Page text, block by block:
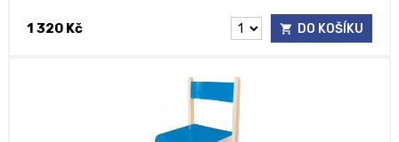
1 320 Kč DO KOŠÍKU